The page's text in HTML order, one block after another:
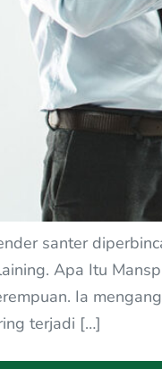
santer
Apa Itu
Ia
terjadi […]